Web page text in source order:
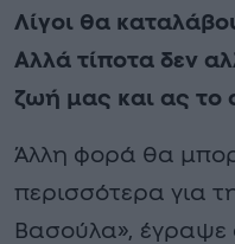
Λίγοι θα
Αλλά τίποτα δεν
ζωή μας και ας το
Άλλη φορά θα
περισσότερα για
Βασούλα», έγραψε